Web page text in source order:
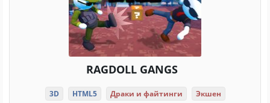
RAGDOLL GANGS
3D HTML5 Драки и файтинги Экшен